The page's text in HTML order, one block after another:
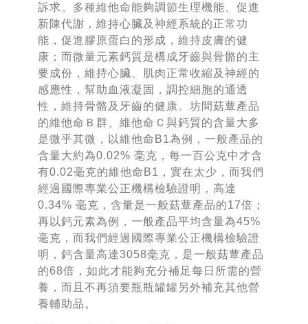
訴求。多種維他命能夠調節生理機能、促進
新陳代謝，維持心臟及神經系統的正常功
能，促進膠原蛋白的形成，維持皮膚的健
康；而微量元素鈣質是構成牙齒與骨骼的主
要成份，維持心臟、肌肉正常收縮及神經的
感應性，幫助血液凝固，調控細胞的通透
性，維持骨骼及牙齒的健康。坊間菇蕈產品
的維他命Ｂ群、維他命Ｃ與鈣質的含量大多
是微乎其微，以維他命B1為例，一般產品的
含量大約為0.02% 毫克，每一百公克中才含
有0.02毫克的維他命B1，實在太少，而我們
經過國際專業公正機構檢驗證明，高達
0.34% 毫克，含量是一般菇蕈產品的17倍；
再以鈣元素為例，一般產品平均含量為45%
毫克，而我們經過國際專業公正機構檢驗證
明，鈣含量高達3058毫克，是一般菇蕈產品
的68倍，如此才能夠充分補足每日所需的營
養，而且不再須要瓶瓶罐罐另外補充其他營
養輔助品。